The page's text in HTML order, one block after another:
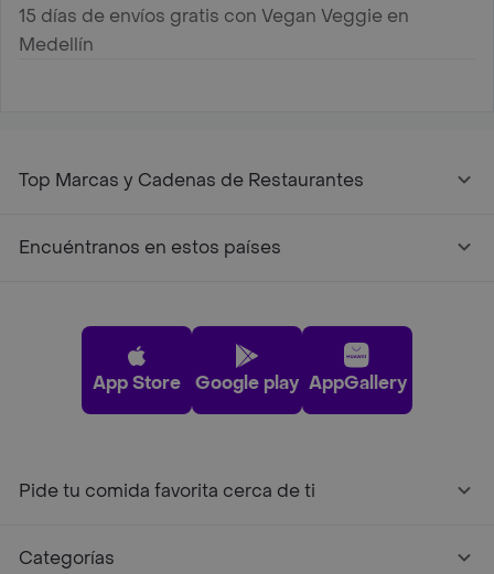
15 días de envíos gratis con Vegan Veggie en
Medellín
Top Marcas y Cadenas de Restaurantes
Encuéntranos en estos países
App Store Google play AppGallery
Pide tu comida favorita cerca de ti
Categorías